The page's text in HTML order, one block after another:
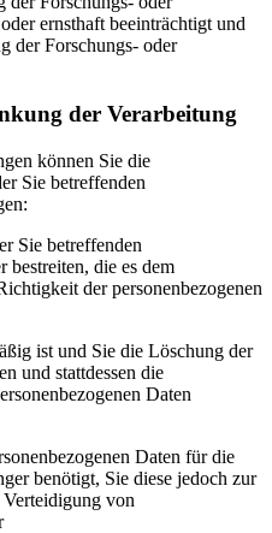
ernsthaft beeinträchtigt und
der Forschungs- oder
der Verarbeitung
können Sie die
Sie betreffenden
betreffenden
bestreiten, die es dem
der personenbezogenen
ist und Sie die Löschung der
und stattdessen die
Daten
Daten für die
benötigt, Sie diese jedoch zur
von